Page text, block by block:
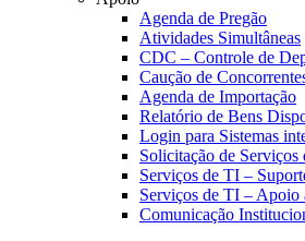
Agenda de Pregão
Atividades Simultâneas
CDC – Controle de
Caução de
Agenda de Importação
Relatório de Bens
Login para Sistemas
Solicitação de Serviços
Serviços de TI –
Serviços de TI – Apoio
Comunicação